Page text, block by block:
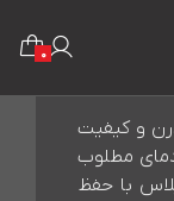
0
و کیفیت
برای حفظ دمای مطلوب
با حفظ